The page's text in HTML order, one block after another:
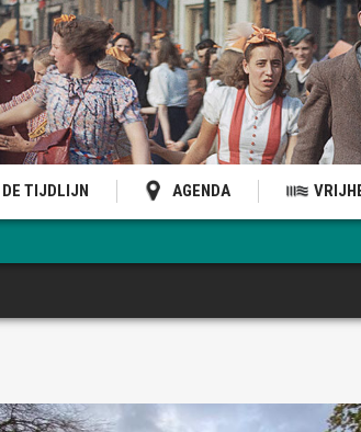
DE TIJDLIJN AGENDA